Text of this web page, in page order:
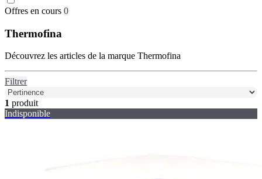
Offres en cours 0
Thermofina
Découvrez les articles de la marque Thermofina
Filtrer
1 produit
Indisponible